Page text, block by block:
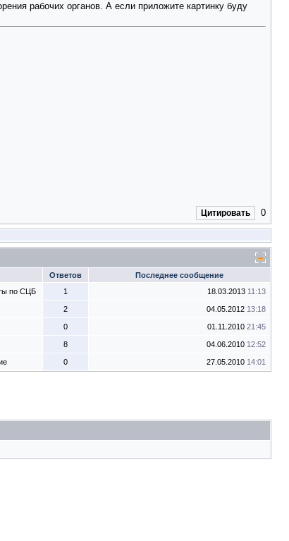
рабочих органов. А если приложите картинку буду
Цитировать 0
Ответов
Последнее сообщение
по СЦБ 1 18.03.2013 11:13
2 04.05.2012 13:18
0 01.11.2010 21:45
8 04.06.2010 12:52
0 27.05.2010 14:01